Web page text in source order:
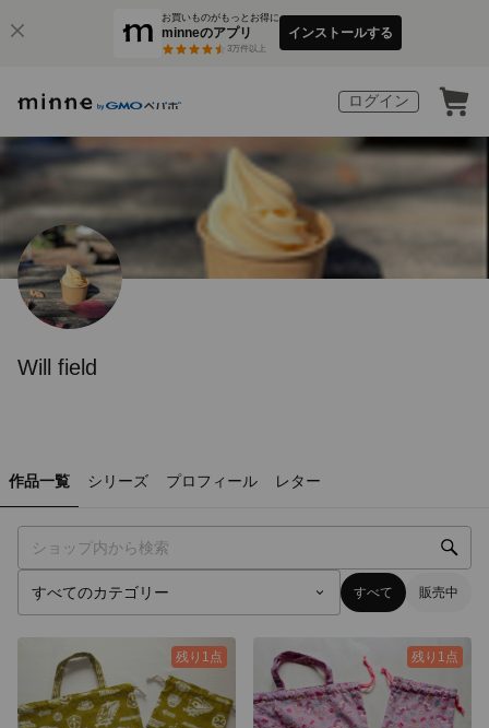
お買いものがもっとお得に
minneのアプリ
3万件以上
インストールする
ログイン
Will field
作品一覧 シリーズ プロフィール レター
すべて 販売中
残り1点 残り1点